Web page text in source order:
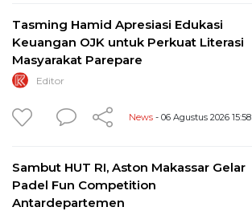
Tasming Hamid Apresiasi Edukasi
Keuangan OJK untuk Perkuat Literasi
Masyarakat Parepare
Editor
News - 06 Agustus 2026 15:58
Sambut HUT RI, Aston Makassar Gelar
Padel Fun Competition
Antardepartemen